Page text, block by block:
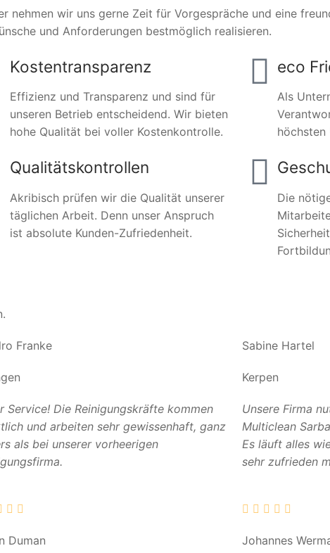
nehmen wir uns gerne Zeit für Vorgespräche und eine
und Anforderungen bestmöglich realisieren.
Kostentransparenz
Effizienz und Transparenz und sind für
unseren Betrieb entscheidend. Wir bieten
hohe Qualität bei voller Kostenkontrolle.
Qualitätskontrollen
Akribisch prüfen wir die Qualität unserer
täglichen Arbeit. Denn unser Anspruch
ist absolute Kunden-Zufriedenheit.
eco
Als
höchsten
Die
Franke
Service! Die Reinigungskräfte kommen
und arbeiten sehr gewissenhaft, ganz
als bei unserer vorheerigen
Sabine Hartel
Kerpen
Unsere Firma
Multiclean
Es läuft alles
sehr zufrieden
Duman Johannes